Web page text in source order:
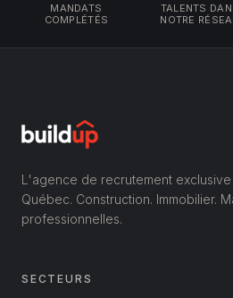
MANDATS
COMPLÉTÉS
TALENTS
NOTRE
L'agence de recrutement
Québec. Construction. Immobilier.
professionnelles.
SECTEURS